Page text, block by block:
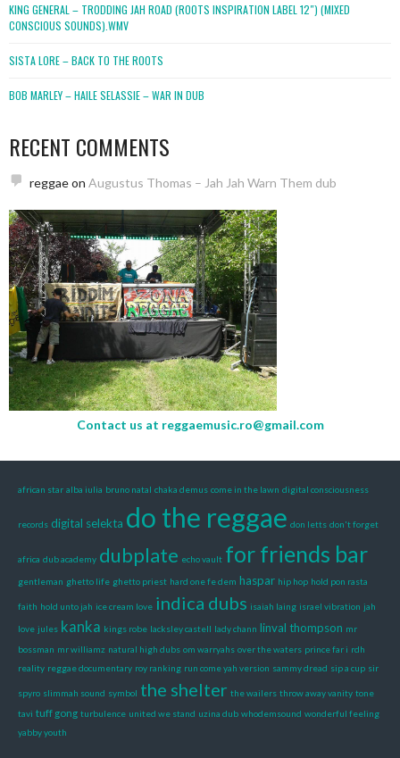
KING GENERAL – TRODDING JAH ROAD (ROOTS INSPIRATION LABEL 12″) (MIXED
CONSCIOUS SOUNDS).WMV
SISTA LORE – BACK TO THE ROOTS
BOB MARLEY – HAILE SELASSIE – WAR IN DUB
RECENT COMMENTS
reggaeon Augustus Thomas – Jah Jah Warn Them dub
Contact us at reggaemusic.ro@gmail.com
african star alba iulia bruno natal chaka demus come in the lawn digital consciousness
records digital selekta do the reggae don letts don't forget
africa dub academy dubplate echo vault for friends bar
gentleman ghetto life ghetto priest hard one fe dem haspar hip hop hold pon rasta
faith hold unto jah ice cream love indica dubs isaiah laing israel vibration jah
love jules kanka kings robe lacksley castell lady chann linval thompson mr
bossman mr williamz natural high dubs om warryahs over the waters prince far i rdh
reality reggae documentary roy ranking run come yah version sammy dread sip a cup sir
spyro slimmah sound symbol the shelter the wailers throw away vanity tone
tavi tuff gong turbulence united we stand uzina dub whodemsound wonderful feeling
yabby youth